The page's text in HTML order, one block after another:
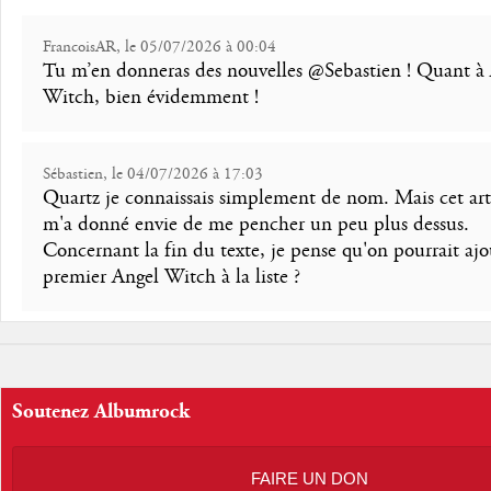
FrancoisAR, le 05/07/2026 à 00:04
Tu m’en donneras des nouvelles @Sebastien ! Quant
Witch, bien évidemment !
Sébastien, le 04/07/2026 à 17:03
Quartz je connaissais simplement de nom. Mais cet
m'a donné envie de me pencher un peu plus dessus.
Concernant la fin du texte, je pense qu'on pourrait
premier Angel Witch à la liste ?
Soutenez Albumrock
FAIRE UN DON